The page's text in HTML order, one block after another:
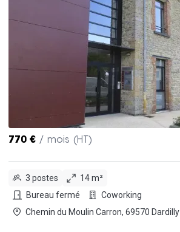
770 € / mois (HT)
3 postes
14 m²
Bureau fermé
Coworking
Chemin du Moulin Carron, 69570 Dardilly